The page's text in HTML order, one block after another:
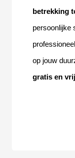
betrekking
persoonlijke
op jouw
gratis en